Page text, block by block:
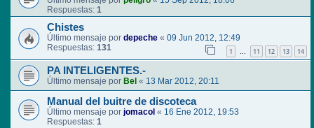
Respuestas: 1
Chistes
Último mensaje por depeche « 09 Jun 2012, 12:49
Respuestas: 131 1 … 11 12 13 14
PA INTELIGENTES.-
Último mensaje por Bel « 13 Mar 2012, 20:11
Manual del buitre de discoteca
Último mensaje por jomacol « 16 Ene 2012, 19:53
Respuestas: 1